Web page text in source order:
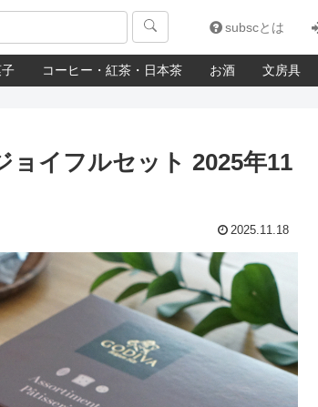
subscとは
コーヒー・紅茶・日本茶 お酒 文房具
ョイフルセット 2025年11
2025.11.18